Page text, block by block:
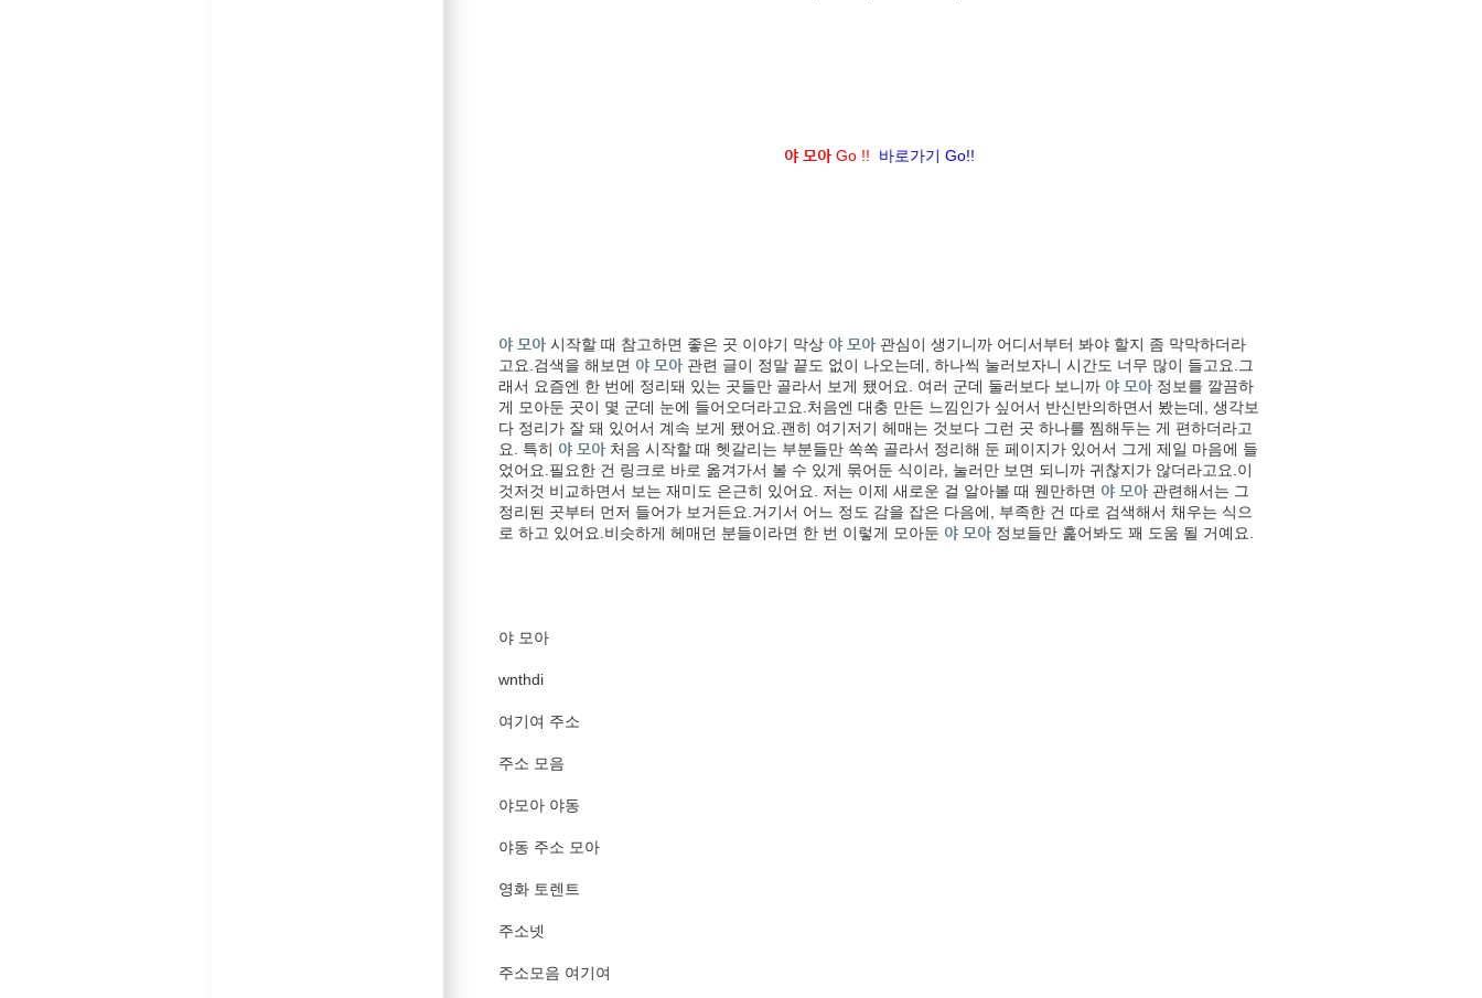
야 모아Go !! 바로가기 Go!!
야 모아 시작할 때 참고하면 좋은 곳 이야기 막상 야 모아 관심이 생기니까 어디서부터 봐야 할지 좀 막막하더라
고요.검색을 해보면 야 모아 관련 글이 정말 끝도 없이 나오는데, 하나씩 눌러보자니 시간도 너무 많이 들고요.그
래서 요즘엔 한 번에 정리돼 있는 곳들만 골라서 보게 됐어요. 여러 군데 둘러보다 보니까 야 모아 정보를 깔끔하
게 모아둔 곳이 몇 군데 눈에 들어오더라고요.처음엔 대충 만든 느낌인가 싶어서 반신반의하면서 봤는데, 생각보
다 정리가 잘 돼 있어서 계속 보게 됐어요.괜히 여기저기 헤매는 것보다 그런 곳 하나를 찜해두는 게 편하더라고
요. 특히 야 모아 처음 시작할 때 헷갈리는 부분들만 쏙쏙 골라서 정리해 둔 페이지가 있어서 그게 제일 마음에 들
었어요.필요한 건 링크로 바로 옮겨가서 볼 수 있게 묶어둔 식이라, 눌러만 보면 되니까 귀찮지가 않더라고요.이
것저것 비교하면서 보는 재미도 은근히 있어요. 저는 이제 새로운 걸 알아볼 때 웬만하면 야 모아 관련해서는 그
정리된 곳부터 먼저 들어가 보거든요.거기서 어느 정도 감을 잡은 다음에, 부족한 건 따로 검색해서 채우는 식으
로 하고 있어요.비슷하게 헤매던 분들이라면 한 번 이렇게 모아둔 야 모아 정보들만 훑어봐도 꽤 도움 될 거예요.
야 모아
wnthdi
여기여 주소
주소 모음
야모아 야동
야동 주소 모아
영화 토렌트
주소넷
주소모음 여기여